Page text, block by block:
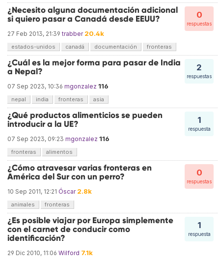
0
respuestas
¿Necesito alguna documentación adicional
si quiero pasar a Canadá desde EEUU?
27 Feb 2013, 21:39 trabber 20.4k
estados-unidos canadá documentación fronteras
2
respuestas
¿Cuál es la mejor forma para pasar de India
a Nepal?
07 Sep 2023, 10:36 mgonzalez 116
nepal india fronteras asia
1
respuesta
¿Qué productos alimenticios se pueden
introducir a la UE?
07 Sep 2023, 09:23 mgonzalez 116
fronteras alimentos
0
respuestas
¿Cómo atravesar varias fronteras en
América del Sur con un perro?
10 Sep 2011, 12:21 Óscar 2.8k
animales fronteras
1
respuesta
¿Es posible viajar por Europa simplemente
con el carnet de conducir como
identificación?
29 Dic 2010, 11:06 Wilford 7.1k